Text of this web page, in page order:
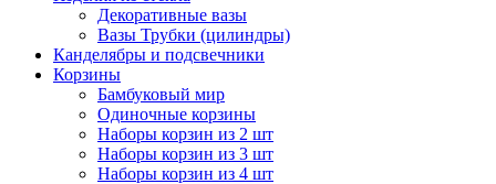
Декоративные вазы
Вазы Трубки (цилиндры)
Канделябры и подсвечники
Корзины
Бамбуковый мир
Одиночные корзины
Наборы корзин из 2 шт
Наборы корзин из 3 шт
Наборы корзин из 4 шт